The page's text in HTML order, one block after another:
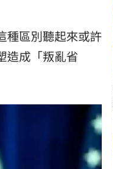
種區別聽起來或許
造成「叛亂省